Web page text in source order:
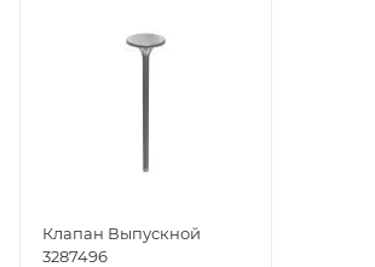
Клапан Выпускной
3287496